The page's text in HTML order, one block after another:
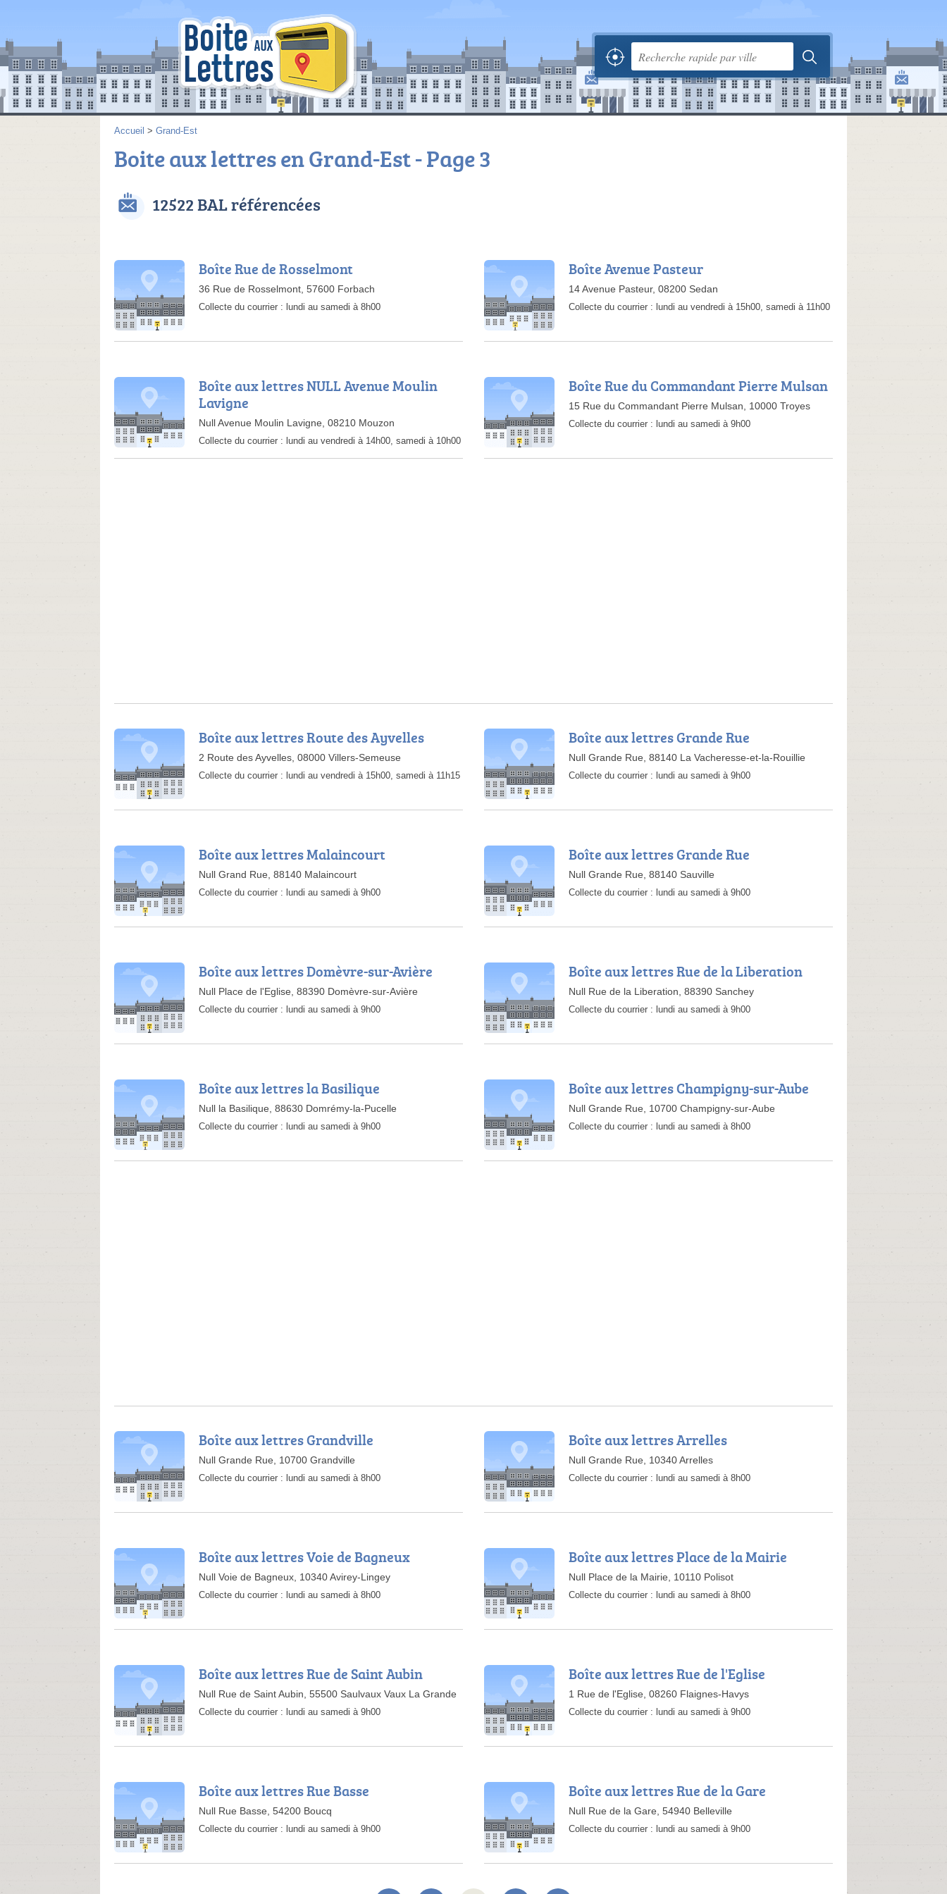
Accueil > Grand-Est
Boite aux lettres en Grand-Est - Page 3
12522 BAL référencées
Boîte Rue de Rosselmont
36 Rue de Rosselmont, 57600 Forbach
Collecte du courrier : lundi au samedi à 8h00
Boîte Avenue Pasteur
14 Avenue Pasteur, 08200 Sedan
Collecte du courrier : lundi au vendredi à 15h00, samedi à 11h00
Boîte aux lettres NULL Avenue Moulin
Lavigne
Null Avenue Moulin Lavigne, 08210 Mouzon
Collecte du courrier : lundi au vendredi à 14h00, samedi à 10h00
Boîte Rue du Commandant Pierre Mulsan
15 Rue du Commandant Pierre Mulsan, 10000 Troyes
Collecte du courrier : lundi au samedi à 9h00
Boîte aux lettres Route des Ayvelles
2 Route des Ayvelles, 08000 Villers-Semeuse
Collecte du courrier : lundi au vendredi à 15h00, samedi à 11h15
Boîte aux lettres Grande Rue
Null Grande Rue, 88140 La Vacheresse-et-la-Rouillie
Collecte du courrier : lundi au samedi à 9h00
Boîte aux lettres Malaincourt
Null Grand Rue, 88140 Malaincourt
Collecte du courrier : lundi au samedi à 9h00
Boîte aux lettres Grande Rue
Null Grande Rue, 88140 Sauville
Collecte du courrier : lundi au samedi à 9h00
Boîte aux lettres Domèvre-sur-Avière
Null Place de l'Eglise, 88390 Domèvre-sur-Avière
Collecte du courrier : lundi au samedi à 9h00
Boîte aux lettres Rue de la Liberation
Null Rue de la Liberation, 88390 Sanchey
Collecte du courrier : lundi au samedi à 9h00
Boîte aux lettres la Basilique
Null la Basilique, 88630 Domrémy-la-Pucelle
Collecte du courrier : lundi au samedi à 9h00
Boîte aux lettres Champigny-sur-Aube
Null Grande Rue, 10700 Champigny-sur-Aube
Collecte du courrier : lundi au samedi à 8h00
Boîte aux lettres Grandville
Null Grande Rue, 10700 Grandville
Collecte du courrier : lundi au samedi à 8h00
Boîte aux lettres Arrelles
Null Grande Rue, 10340 Arrelles
Collecte du courrier : lundi au samedi à 8h00
Boîte aux lettres Voie de Bagneux
Null Voie de Bagneux, 10340 Avirey-Lingey
Collecte du courrier : lundi au samedi à 8h00
Boîte aux lettres Place de la Mairie
Null Place de la Mairie, 10110 Polisot
Collecte du courrier : lundi au samedi à 8h00
Boîte aux lettres Rue de Saint Aubin
Null Rue de Saint Aubin, 55500 Saulvaux Vaux La Grande
Collecte du courrier : lundi au samedi à 9h00
Boîte aux lettres Rue de l'Eglise
1 Rue de l'Eglise, 08260 Flaignes-Havys
Collecte du courrier : lundi au samedi à 9h00
Boîte aux lettres Rue Basse
Null Rue Basse, 54200 Boucq
Collecte du courrier : lundi au samedi à 9h00
Boîte aux lettres Rue de la Gare
Null Rue de la Gare, 54940 Belleville
Collecte du courrier : lundi au samedi à 9h00